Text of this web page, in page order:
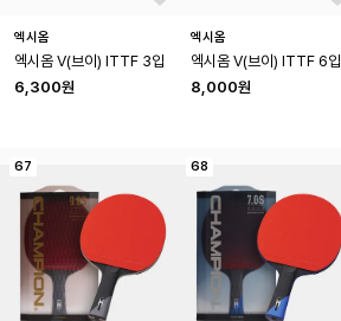
엑시옴
엑시옴 V(브이) ITTF 3입
6,300원
엑시옴
엑시옴 V(브이) ITTF 6입
8,000원
67 68